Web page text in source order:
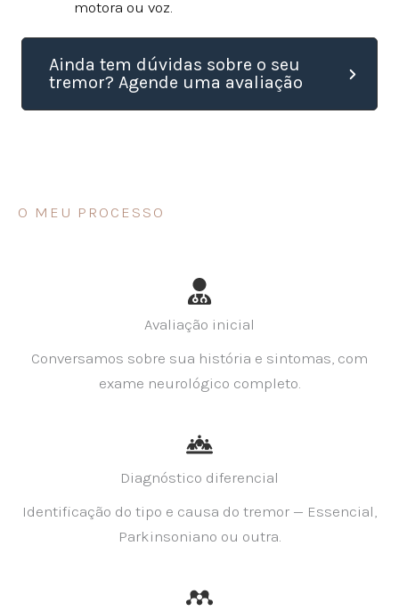
motora ou voz.
Ainda tem dúvidas sobre o seu
tremor? Agende uma avaliação
O MEU PROCESSO
Avaliação inicial
Conversamos sobre sua história e sintomas, com
exame neurológico completo.
Diagnóstico diferencial
Identificação do tipo e causa do tremor — Essencial,
Parkinsoniano ou outra.